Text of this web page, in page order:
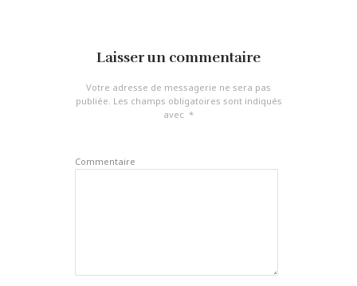
Laisser un commentaire
Votre adresse de messagerie ne sera pas
publiée. Les champs obligatoires sont indiqués
avec *
Commentaire